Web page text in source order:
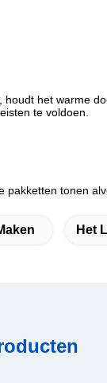
het warme
te voldoen.
tonen
Het